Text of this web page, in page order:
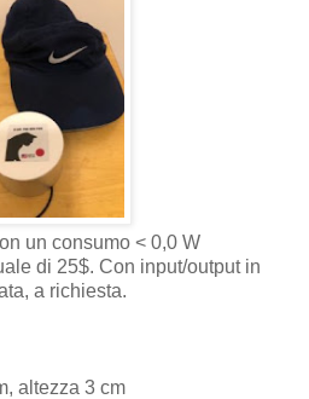
un consumo < 0,0 W
di 25$. Con input/output in
a richiesta.
altezza 3 cm